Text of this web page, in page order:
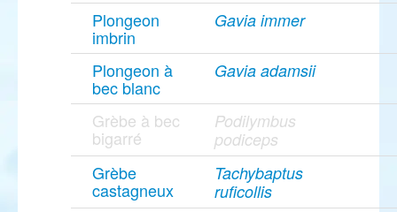
Plongeon
imbrin
Gavia immer
Plongeon à
bec blanc
Gavia adamsii
Grèbe à bec
bigarré
Podilymbus
podiceps
Grèbe
castagneux
Tachybaptus
ruficollis